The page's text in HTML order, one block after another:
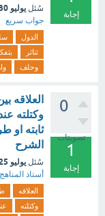
إجابة
سُئل يوليو 30
جواب سريع
الدول
تتاثر
وحلف
0
تصويتات
1
إجابة
العلاقه
وكتلته
ثابته او
الشرح
سُئل يوليو 25
أستاذ المناهج
العلاقه
وكتلته